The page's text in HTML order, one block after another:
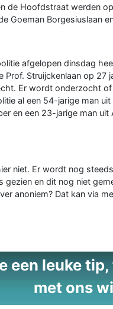
de Hoofdstraat werden
Goeman Borgesiuslaan
afgelopen dinsdag
Struijckenlaan op 27
Er wordt onderzocht
al een 54-jarige man
en een 23-jarige man
niet. Er wordt nog
gezien en dit nog niet
anoniem? Dat kan via
een leuke
met ons